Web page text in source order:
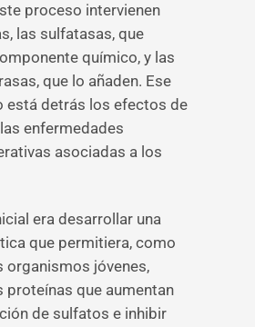
proceso intervienen
las sulfatasas, que
químico, y las
que lo añaden. Ese
está detrás los efectos de
enfermedades
asociadas a los
era desarrollar una
que permitiera, como
organismos jóvenes,
proteínas que aumentan
de sulfatos e inhibir